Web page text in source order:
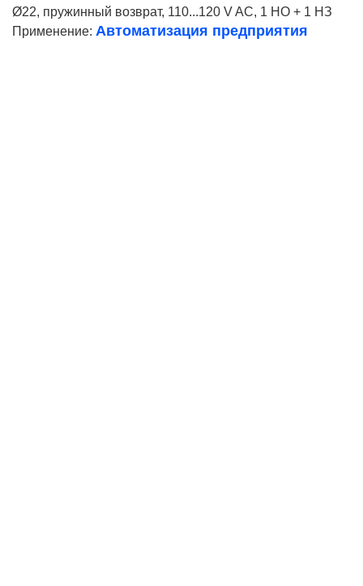
Ø22, пружинный возврат, 110...120 V AC, 1 НО + 1 НЗ
Применение: Автоматизация предприятия
Ваше имя